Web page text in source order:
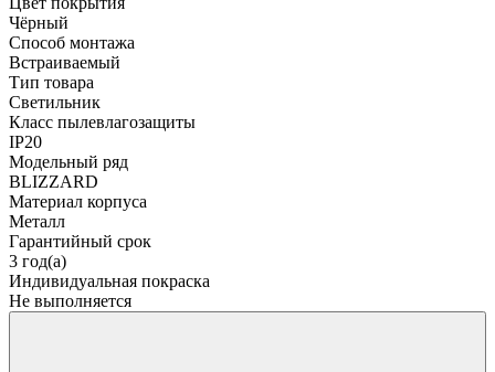
Чёрный
Способ монтажа
Встраиваемый
Тип товара
Светильник
Класс пылевлагозащиты
IP20
Модельный ряд
BLIZZARD
Материал корпуса
Металл
Гарантийный срок
3 год(а)
Индивидуальная покраска
Не выполняется